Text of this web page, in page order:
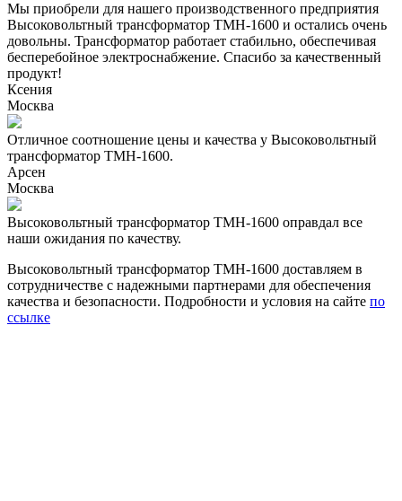
Мы приобрели для нашего производственного предприятия
Высоковольтный трансформатор ТМН-1600 и остались очень
довольны. Трансформатор работает стабильно, обеспечивая
бесперебойное электроснабжение. Спасибо за качественный
продукт!
Ксения
Москва
Отличное соотношение цены и качества у Высоковольтный
трансформатор ТМН-1600.
Арсен
Москва
Высоковольтный трансформатор ТМН-1600 оправдал все
наши ожидания по качеству.
Высоковольтный трансформатор ТМН-1600 доставляем в
сотрудничестве с надежными партнерами для обеспечения
качества и безопасности. Подробности и условия на сайте по
ссылке